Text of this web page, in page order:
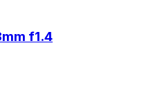
f1.4